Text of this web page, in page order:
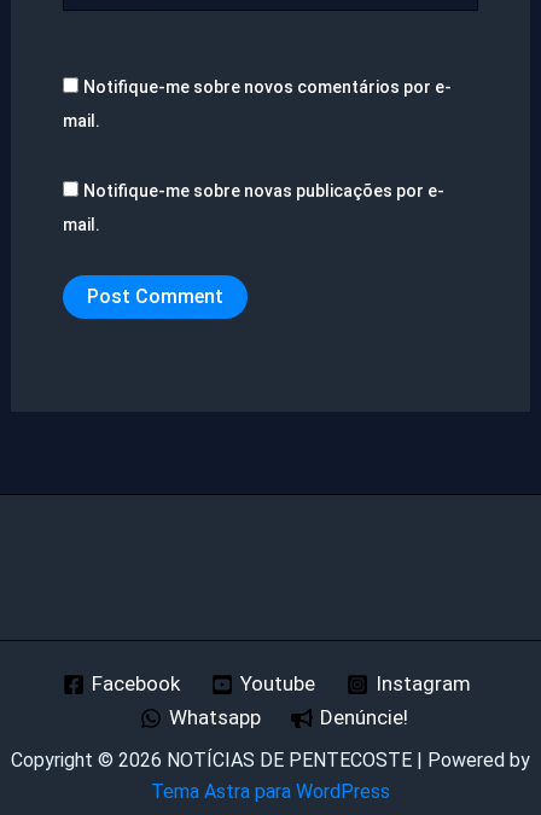
Notifique-me sobre novos comentários por e-
mail.
Notifique-me sobre novas publicações por e-
mail.
Facebook Youtube
Instagram
Whatsapp
Denúncie!
Copyright © 2026 NOTÍCIAS DE PENTECOSTE | Powered by
Tema Astra para WordPress